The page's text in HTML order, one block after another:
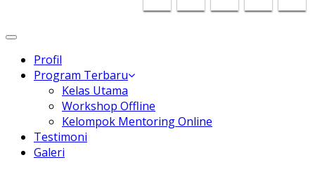
Toggle
Profil
Program Terbaru
Kelas Utama
Workshop Offline
Kelompok Mentoring Online
Testimoni
Galeri